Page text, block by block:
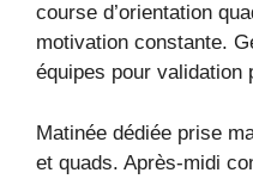
course d’orientation
motivation constante.
équipes pour validation
Matinée dédiée prise
et quads. Après-midi